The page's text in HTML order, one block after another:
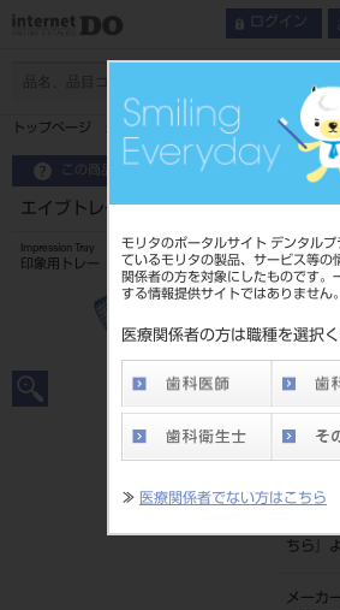
モリタのポータルサイト デンタルプ
ているモリタの製品、サービス等の
関係者の方を対象にしたものです。
する情報提供サイトではありません。
医療関係者の方は職種を選択く
≫ 医療関係者でない方はこちら
ログイン
トップページ エイブトレー ハイフレックス
この商品に関するお問い合わせ
エイブトレー ハイフレックス AC 有
Impression Tray
印象用トレー
JAN/
標準価
覧くだ
ネット
ちら
』
メーカ